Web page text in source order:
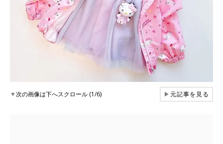
▼次の画像は下へスクロール (1/6) ▶元記事を見る